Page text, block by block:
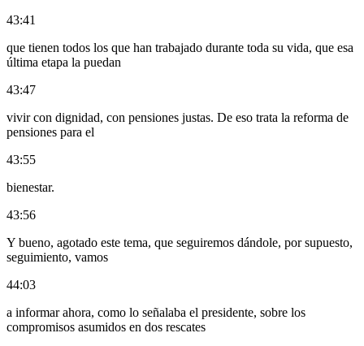
43:41
que tienen todos los que han trabajado durante toda su vida, que esa
última etapa la puedan
43:47
vivir con dignidad, con pensiones justas. De eso trata la reforma de
pensiones para el
43:55
bienestar.
43:56
Y bueno, agotado este tema, que seguiremos dándole, por supuesto,
seguimiento, vamos
44:03
a informar ahora, como lo señalaba el presidente, sobre los
compromisos asumidos en dos rescates